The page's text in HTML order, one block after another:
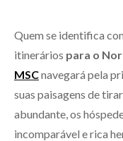
Quem se identifica
itinerários para o
MSCnavegará pela
suas paisagens de
abundante, os
incomparável e rica